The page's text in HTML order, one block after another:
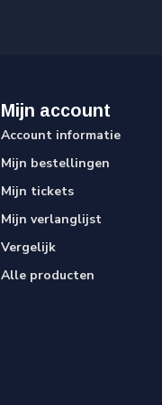
Mijn account
Account informatie
Mijn bestellingen
Mijn tickets
Mijn verlanglijst
Vergelijk
Alle producten